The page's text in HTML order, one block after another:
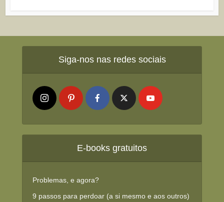
Siga-nos nas redes sociais
E-books gratuitos
Problemas, e agora?
9 passos para perdoar (a si mesmo e aos outros)